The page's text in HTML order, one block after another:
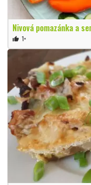
Nivová pomazánka a
thumb_up 1×